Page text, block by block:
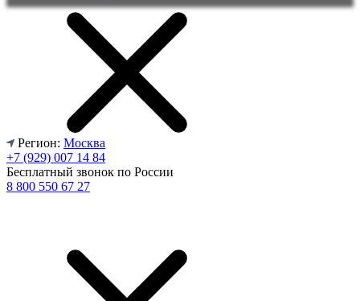
Регион: Москва
+7 (929) 007 14 84
Бесплатный звонок по России
8 800 550 67 27